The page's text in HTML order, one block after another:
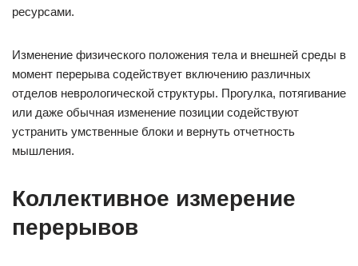
ресурсами.
Изменение физического положения тела и внешней среды в
момент перерыва содействует включению различных
отделов неврологической структуры. Прогулка, потягивание
или даже обычная изменение позиции содействуют
устранить умственные блоки и вернуть отчетность
мышления.
Коллективное измерение
перерывов